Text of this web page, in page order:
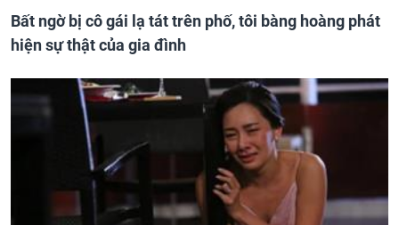
Bất ngờ bị cô gái lạ tát trên phố, tôi bàng hoàng phát
hiện sự thật của gia đình